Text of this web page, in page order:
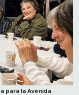
para la Avenida